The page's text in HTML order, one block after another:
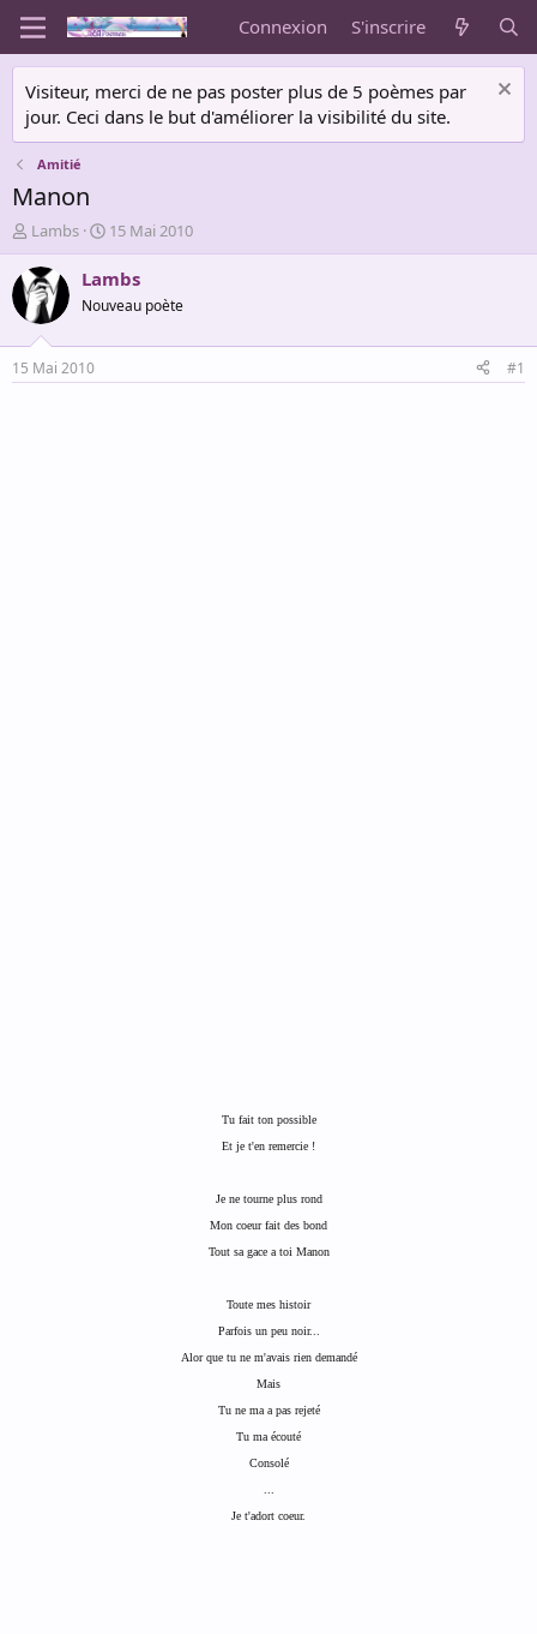
Connexion S'inscrire
Visiteur, merci de ne pas poster plus de 5 poèmes par
jour. Ceci dans le but d'améliorer la visibilité du site.
Amitié
Manon
A
u
t
e
u
r
d
e
Lambs
D
a
t
d
é
15 Mai 2010
Lambs
Nouveau poète
15 Mai 2010 #1
Tu fait ton possible
Et je t'en remercie !
Je ne tourne plus rond
Mon coeur fait des bond
Tout sa gace a toi Manon
Toute mes histoir
Parfois un peu noir...
Alor que tu ne m'avais rien demandé
Mais
Tu ne ma a pas rejeté
Tu ma écouté
Consolé
Je t'adort coeur.